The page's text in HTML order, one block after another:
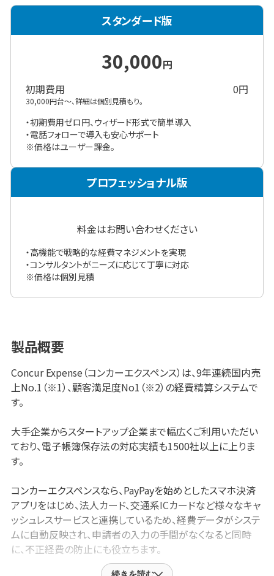
スタンダード版
30,000円
初期費用
0円
30,000円台～、詳細は個別見積もり。
・初期費用ゼロ円、ウィザード形式で簡単導入
・電話フォローで導入も安心サポート
※価格はユーザー課金。
プロフェッショナル版
料金はお問い合わせください
・高機能で戦略的な経費マネジメントを実現
・コンサルタントがニーズに応じて丁寧に対応
※価格は個別見積
製品概要
Concur Expense（コンカーエクスペンス）は、9年連続国内売
上No.1（※1）、顧客満足度No1（※2）の経費精算システムで
す。
大手企業からスタートアップ企業まで幅広くご利用いただい
ており、電子帳簿保存法の対応実績も1500社以上に上りま
す。
コンカーエクスペンスなら、PayPayを始めとしたスマホ決済
アプリをはじめ、法人カード、交通系ICカードなど様々なキャ
ッシュレスサービスと連携しているため、経費データがシステ
ムに自動反映され、申請者の入力の手間がなくなると同時
に、不正経費の防止にも役立ちます。